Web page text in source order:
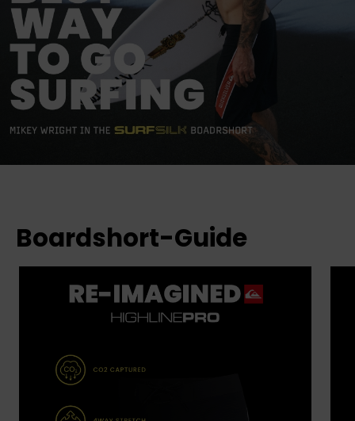
Boardshort-Guide